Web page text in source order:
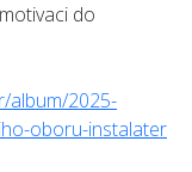
do
album/2025-
oboru-instalater